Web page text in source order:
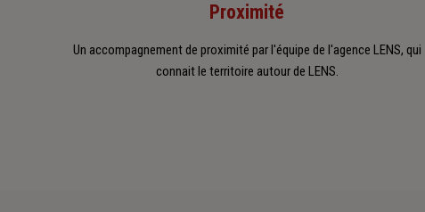
Proximité
Un accompagnement de proximité par l'équipe de l'agence LENS, qui
connait le territoire autour de LENS.